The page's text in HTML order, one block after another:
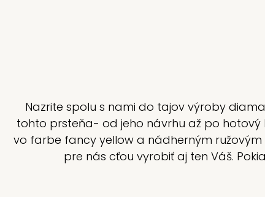
Nazrite spolu s nami do tajov výroby
tohto prsteňa- od jeho návrhu až po hotový
vo farbe fancy yellow a nádherným ružovým
pre nás cťou vyrobiť aj ten Váš.